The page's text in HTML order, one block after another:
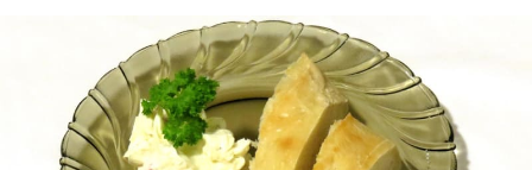
Recepty
Články